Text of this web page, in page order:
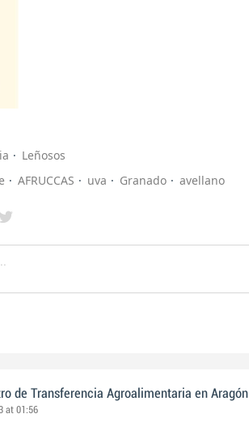
Leñosos
AFRUCCAS uva Granado avellano
de Transferencia Agroalimentaria en Aragón
at 01:56